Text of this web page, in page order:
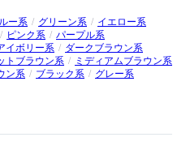
ー系 グリーン系
イエロー系
ピンク系
パープル系
イボリー系
ダークブラウン系
トブラウン系
ミディアムブラウン系
ン系
ブラック系
グレー系